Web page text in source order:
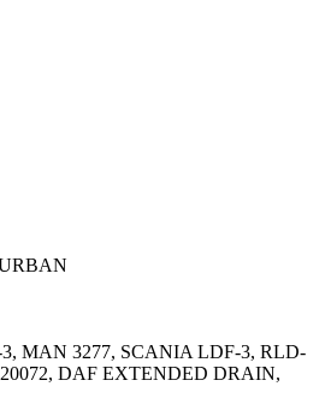
MAN 3277, SCANIA LDF-3, RLD-
DAF EXTENDED DRAIN,